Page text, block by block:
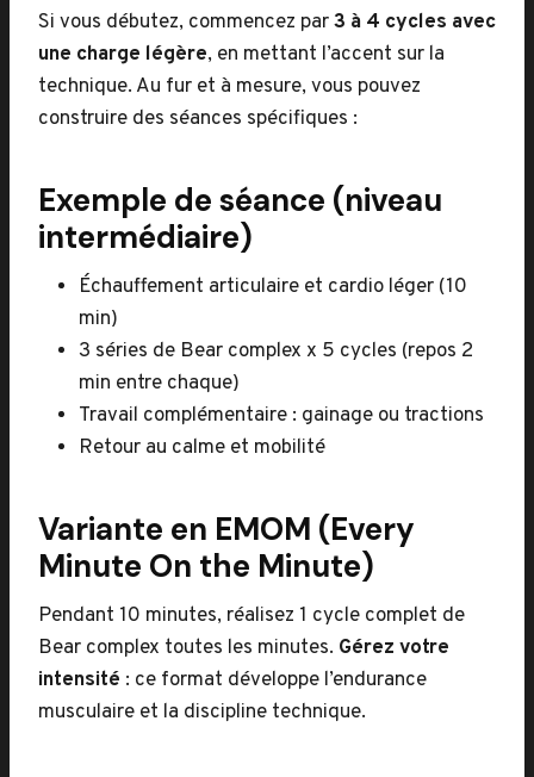
Si vous débutez, commencez par3 à 4 cycles avec
une charge légère, en mettant l’accent sur la
technique. Au fur et à mesure, vous pouvez
construire des séances spécifiques :
Exemple de séance (niveau
intermédiaire)
Échauffement articulaire et cardio léger (10
min)
3 séries de Bear complex x 5 cycles (repos 2
min entre chaque)
Travail complémentaire : gainage ou tractions
Retour au calme et mobilité
Variante en EMOM (Every
Minute On the Minute)
Pendant 10 minutes, réalisez 1 cycle complet de
Bear complex toutes les minutes. Gérez votre
intensité : ce format développe l’endurance
musculaire et la discipline technique.